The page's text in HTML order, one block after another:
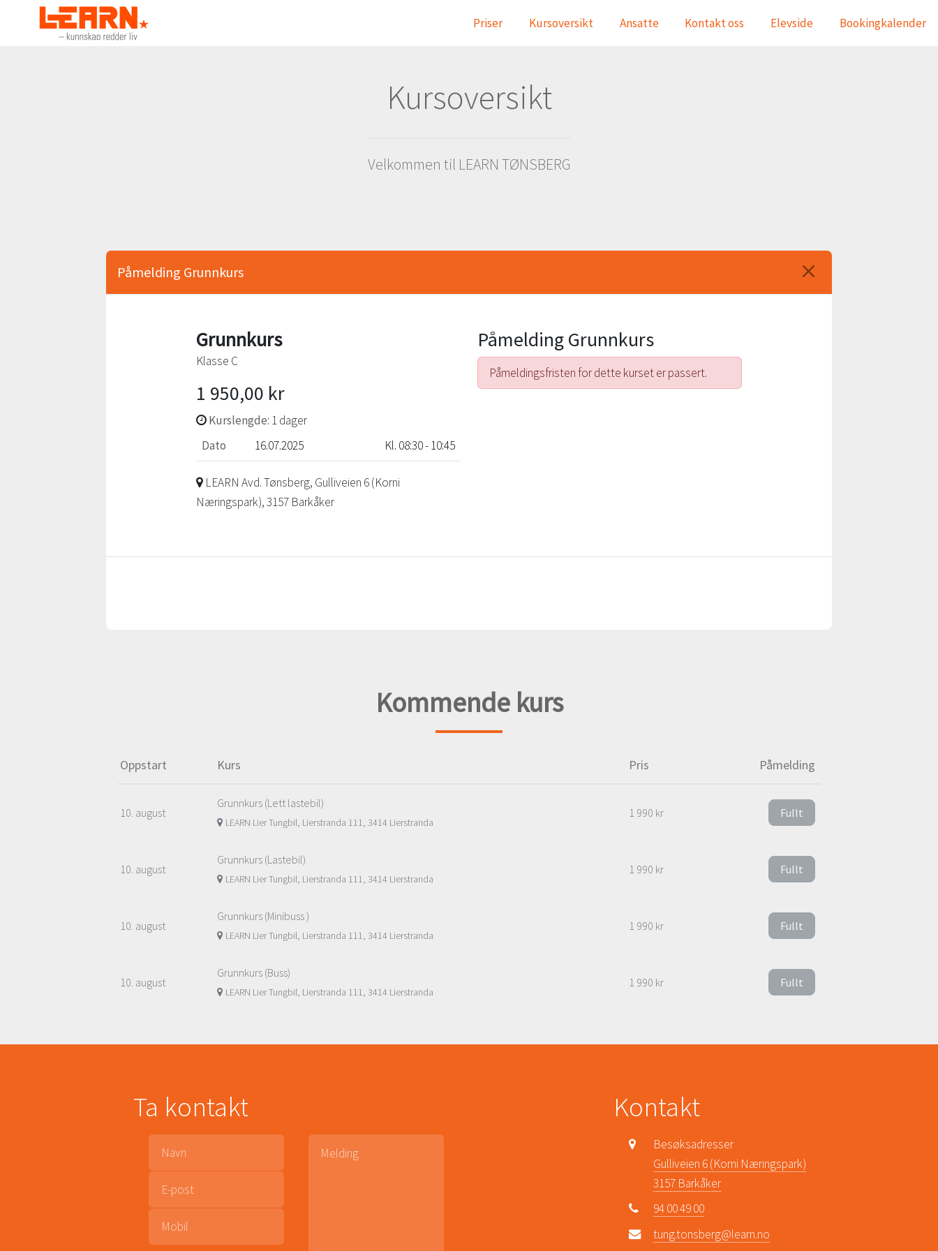
Priser Kursoversikt Ansatte Kontakt oss Elevside Bookingkalender
Kursoversikt
Velkommen til LEARN TØNSBERG
Påmelding Grunnkurs
Påmelding Grunnkurs
Påmeldingsfristen for dette kurset er passert.
Grunnkurs
Klasse C
1 950,00 kr
Kurslengde: 1 dager
Dato
16.07.2025 Kl. 08:30 - 10:45
LEARN Avd. Tønsberg, Gulliveien 6 (Korni
Næringspark), 3157 Barkåker
Kommende kurs
Oppstart Kurs Pris Påmelding
10. august
Grunnkurs (Lett lastebil)
LEARN Lier Tungbil, Lierstranda 111, 3414 Lierstranda
1 990 kr Fullt
10. august
Grunnkurs (Lastebil)
LEARN Lier Tungbil, Lierstranda 111, 3414 Lierstranda
1 990 kr Fullt
10. august
Grunnkurs (Minibuss )
LEARN Lier Tungbil, Lierstranda 111, 3414 Lierstranda
1 990 kr Fullt
10. august
Grunnkurs (Buss)
LEARN Lier Tungbil, Lierstranda 111, 3414 Lierstranda
1 990 kr Fullt
Ta kontakt Kontakt
Besøksadresser
Gulliveien 6 (Korni Næringspark)
3157 Barkåker
94 00 49 00
tung.tonsberg@learn.no